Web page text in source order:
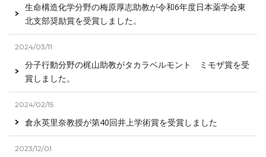
生命構造化学分野の梅原厚志助教が令和6年度日本薬学会東
北支部奨励賞を受賞しました。
2024/03/11
分子行動分野の梶山助教がタカラベルモント ミモザ賞を受
賞しました。
2024/02/15
倉永英里奈教授が第40回井上学術賞を受賞しました
2023/12/01